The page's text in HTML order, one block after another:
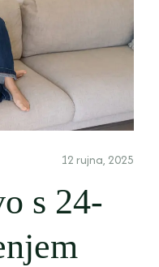
12 rujna, 2025
s 24-